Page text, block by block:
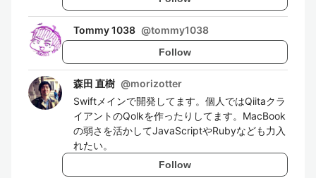
Tommy 1038 @tommy1038
Follow
森田 直樹 @morizotter
Swiftメインで開発してます。個人ではQiitaクラ
イアントのQolkを作ったりしてます。MacBook
の弱さを活かしてJavaScriptやRubyなども力入
れたい。
Follow